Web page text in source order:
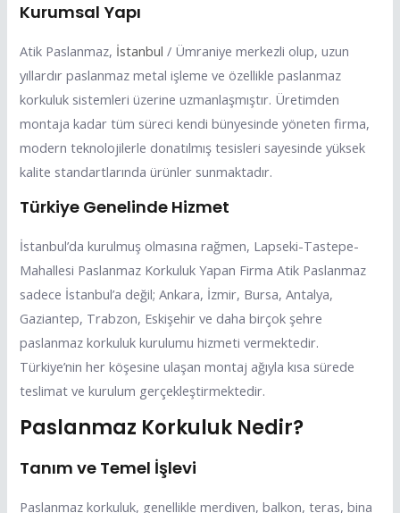
Kurumsal Yapı
Atik Paslanmaz, İstanbul / Ümraniye merkezli olup, uzun
yıllardır paslanmaz metal işleme ve özellikle paslanmaz
korkuluk sistemleri üzerine uzmanlaşmıştır. Üretimden
montaja kadar tüm süreci kendi bünyesinde yöneten firma,
modern teknolojilerle donatılmış tesisleri sayesinde yüksek
kalite standartlarında ürünler sunmaktadır.
Türkiye Genelinde Hizmet
İstanbul’da kurulmuş olmasına rağmen, Lapseki-Tastepe-
Mahallesi Paslanmaz Korkuluk Yapan Firma Atik Paslanmaz
sadece İstanbul’a değil; Ankara, İzmir, Bursa, Antalya,
Gaziantep, Trabzon, Eskişehir ve daha birçok şehre
paslanmaz korkuluk kurulumu hizmeti vermektedir.
Türkiye’nin her köşesine ulaşan montaj ağıyla kısa sürede
teslimat ve kurulum gerçekleştirmektedir.
Paslanmaz Korkuluk Nedir?
Tanım ve Temel İşlevi
Paslanmaz korkuluk, genellikle merdiven, balkon, teras, bina